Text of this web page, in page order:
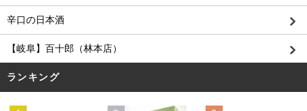
辛口の日本酒
【岐阜】百十郎（林本店）
ランキング